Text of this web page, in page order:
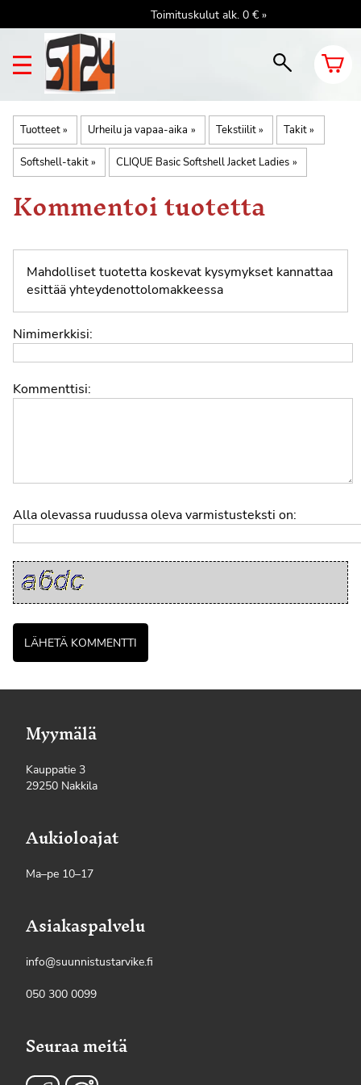
Toimituskulut alk. 0 € »
Tuotteet‪» Urheilu ja vapaa-aika ‪» Tekstiilit‪» Takit‪»
Softshell-takit‪» CLIQUE Basic Softshell Jacket Ladies ‪»
Kommentoi tuotetta
Mahdolliset tuotetta koskevat kysymykset kannattaa
esittääyhteydenottolomakkeessa
Nimimerkkisi:
Kommenttisi:
Alla olevassa ruudussa oleva varmistusteksti on:
Myymälä
Kauppatie 3
29250 Nakkila
Aukioloajat
Ma–pe 10–17
Asiakaspalvelu
info@suunnistustarvike.fi
050 300 0099
Seuraa meitä